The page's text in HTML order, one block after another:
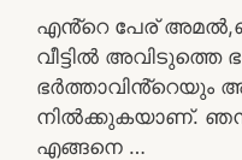
എൻ്റെ പേര്
വീട്ടിൽ
ഭർത്താവിൻ്റെയും
നിൽക്കുകയാണ്. ഞൻ
എങ്ങനെ …